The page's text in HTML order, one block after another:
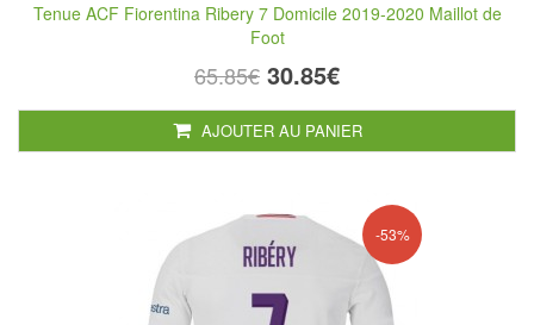
Tenue ACF Fiorentina Ribery 7 Domicile 2019-2020 Maillot de
Foot
65.85€ 30.85€
AJOUTER AU PANIER
-53%